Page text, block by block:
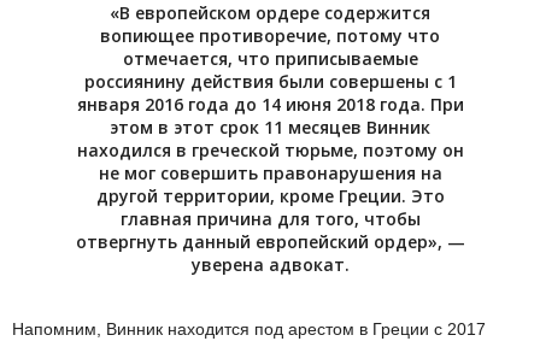
«В европейском ордере содержится
вопиющее противоречие, потому что
отмечается, что приписываемые
россиянину действия были совершены с 1
января 2016 года до 14 июня 2018 года. При
этом в этот срок 11 месяцев Винник
находился в греческой тюрьме, поэтому он
не мог совершить правонарушения на
другой территории, кроме Греции. Это
главная причина для того, чтобы
отвергнуть данный европейский ордер», —
уверена адвокат.
Напомним, Винник находится под арестом в Греции с 2017